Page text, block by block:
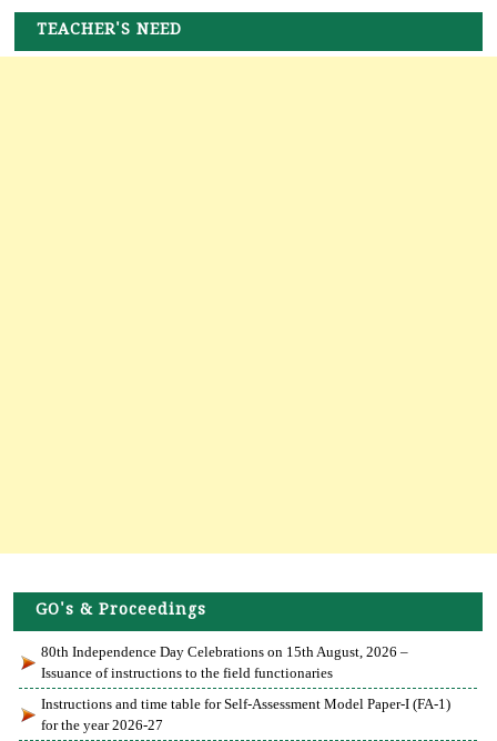
TEACHER'S NEED
GO's & Proceedings
80th Independence Day Celebrations on 15th August, 2026 –
Issuance of instructions to the field functionaries
Instructions and time table for Self-Assessment Model Paper-I (FA-1)
for the year 2026-27